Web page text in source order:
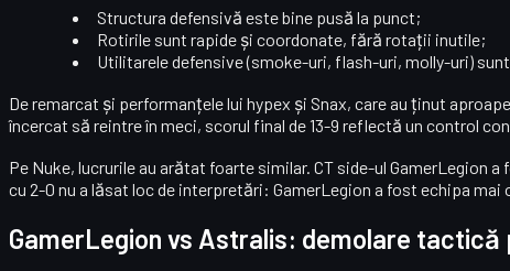
Structura defensivă este bine pusă la punct;
Rotirile sunt rapide și coordonate, fără rotații inutile;
Utilitarele defensive (smoke-uri, flash-uri, molly-uri)
De remarcat și performanțele lui hypex și Snax, care au ținut
încercat să reintre în meci, scorul final de13-9 reflectă un control
Pe Nuke, lucrurile au arătat foarte similar. CT side-ul
cu 2-0 nu a lăsat loc de interpretări: GamerLegion a fost echipa
GamerLegion vs Astralis: demolare tactică